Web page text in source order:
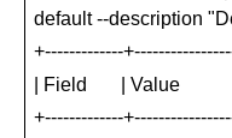
default --description
+-------------
| Field
| Value
+-------------